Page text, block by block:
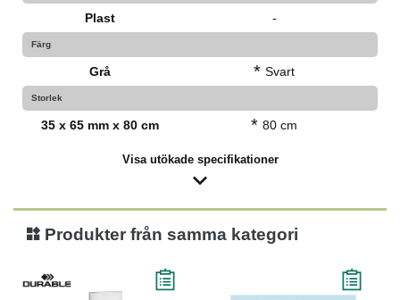
Plast -
Färg
Grå * Svart
Storlek
35 x 65 mm x 80 cm * 80 cm
Visa utökade specifikationer
Produkter från samma kategori